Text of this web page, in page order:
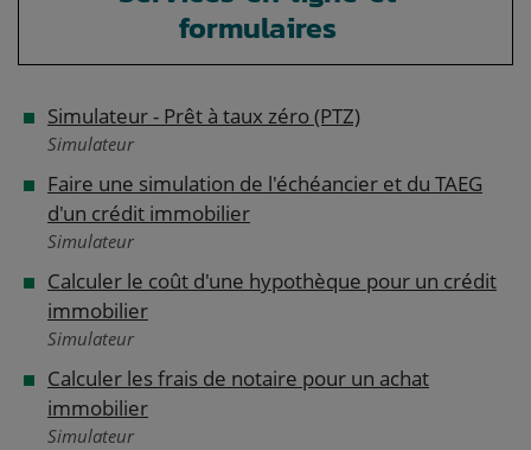
formulaires
Simulateur - Prêt à taux zéro (PTZ)
Simulateur
Faire une simulation de l'échéancier et du TAEG
d'un crédit immobilier
Simulateur
Calculer le coût d'une hypothèque pour un crédit
immobilier
Simulateur
Calculer les frais de notaire pour un achat
immobilier
Simulateur